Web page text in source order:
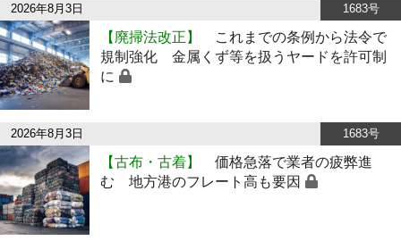
2026年8月3日 1683号
【廃掃法改正】
これまでの条例から法令で
規制強化 金属くず等を扱うヤードを許可制
に
2026年8月3日 1683号
【古布・古着】
価格急落で業者の疲弊進
む 地方港のフレート高も要因